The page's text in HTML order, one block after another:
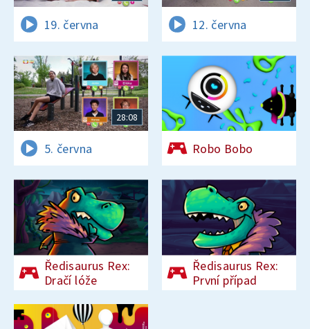
19. června 12. června
28:08
5. června Robo Bobo
Ředisaurus Rex:
Dračí lóže
Ředisaurus Rex:
První případ